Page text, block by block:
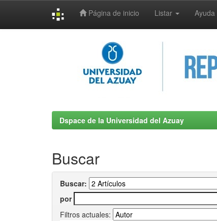
Página de inicio Listar Ayuda
Dspace de la Universidad del Azuay
Buscar
Buscar:
por
Filtros actuales: